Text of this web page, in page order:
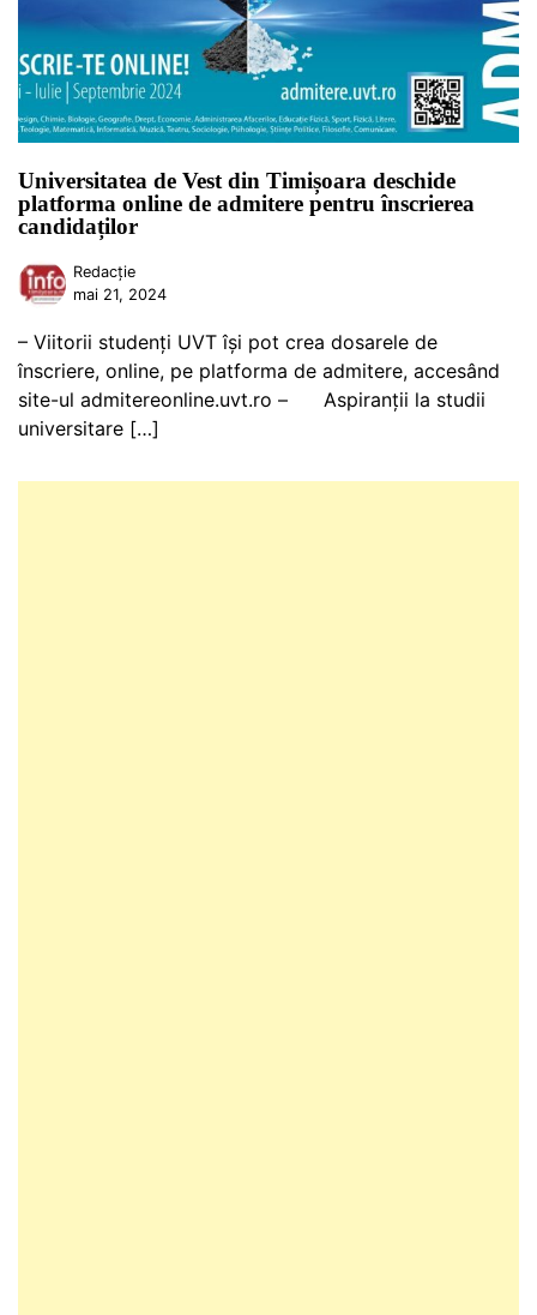
Universitatea de Vest din Timișoara deschide
platforma online de admitere pentru înscrierea
candidaților
Redacție
mai 21, 2024
– Viitorii studenți UVT își pot crea dosarele de
înscriere, online, pe platforma de admitere, accesând
site-ul admitereonline.uvt.ro – Aspiranții la studii
universitare […]